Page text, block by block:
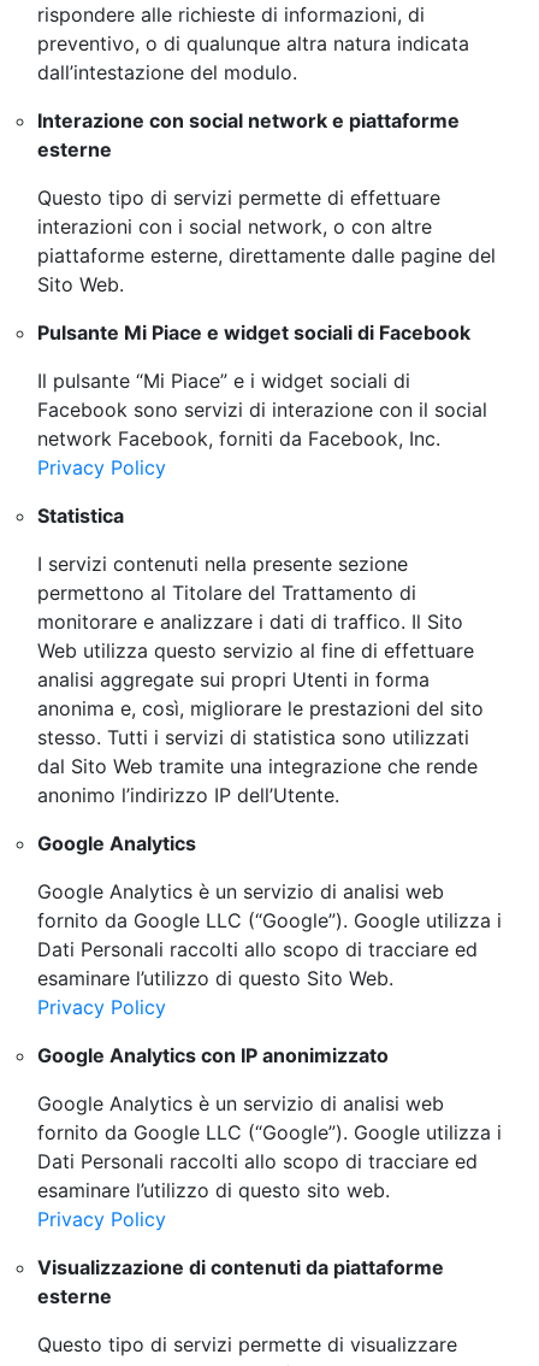
rispondere alle richieste di informazioni, di
preventivo, o di qualunque altra natura indicata
dall’intestazione del modulo.
Interazione con social network e piattaforme
esterne
Questo tipo di servizi permette di effettuare
interazioni con i social network, o con altre
piattaforme esterne, direttamente dalle pagine del
Sito Web.
Pulsante Mi Piace e widget sociali di Facebook
Il pulsante “Mi Piace” e i widget sociali di
Facebook sono servizi di interazione con il social
network Facebook, forniti da Facebook, Inc.
Privacy Policy
Statistica
I servizi contenuti nella presente sezione
permettono al Titolare del Trattamento di
monitorare e analizzare i dati di traffico. Il Sito
Web utilizza questo servizio al fine di effettuare
analisi aggregate sui propri Utenti in forma
anonima e, così, migliorare le prestazioni del sito
stesso. Tutti i servizi di statistica sono utilizzati
dal Sito Web tramite una integrazione che rende
anonimo l’indirizzo IP dell’Utente.
Google Analytics
Google Analytics è un servizio di analisi web
fornito da Google LLC (“Google”). Google utilizza i
Dati Personali raccolti allo scopo di tracciare ed
esaminare l’utilizzo di questo Sito Web.
Privacy Policy
Google Analytics con IP anonimizzato
Google Analytics è un servizio di analisi web
fornito da Google LLC (“Google”). Google utilizza i
Dati Personali raccolti allo scopo di tracciare ed
esaminare l’utilizzo di questo sito web.
Privacy Policy
Visualizzazione di contenuti da piattaforme
esterne
Questo tipo di servizi permette di visualizzare